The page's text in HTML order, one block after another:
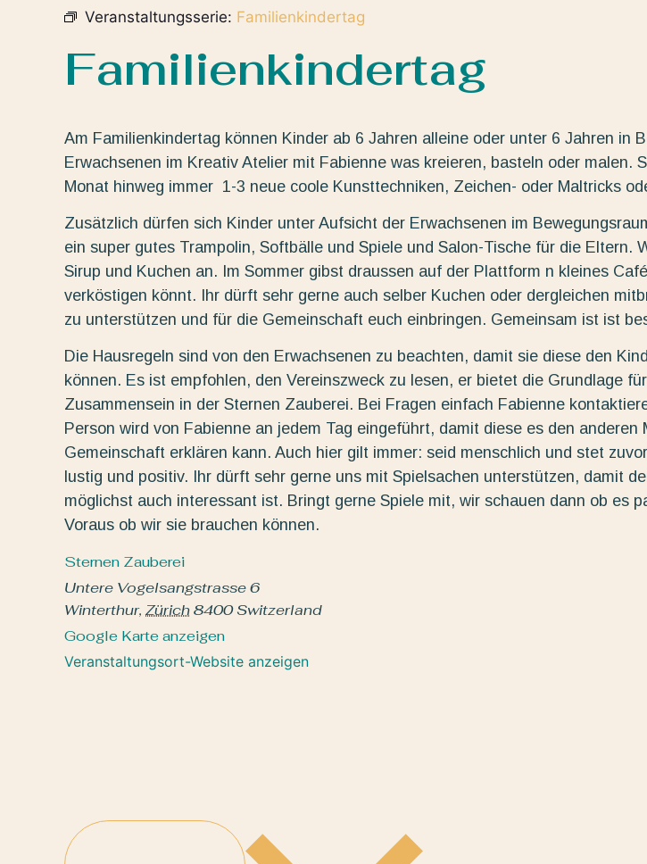
Veranstaltungsserie: Familienkindertag
Familienkindertag
Am Familienkindertag können Kinder ab 6 Jahren alleine oder unter 6 Jahren in
Erwachsenen im Kreativ Atelier mit Fabienne was kreieren, basteln oder malen.
Monat hinweg immer 1-3 neue coole Kunsttechniken, Zeichen- oder Maltricks
Zusätzlich dürfen sich Kinder unter Aufsicht der Erwachsenen im
ein super gutes Trampolin, Softbälle und Spiele und Salon-Tische für die Eltern.
Sirup und Kuchen an. Im Sommer gibst draussen auf der Plattform n kleines
verköstigen könnt. Ihr dürft sehr gerne auch selber Kuchen oder dergleichen
zu unterstützen und für die Gemeinschaft euch einbringen. Gemeinsam ist ist
Die Hausregeln sind von den Erwachsenen zu beachten, damit sie diese den
können. Es ist empfohlen, den Vereinszweck zu lesen, er bietet die Grundlage
Zusammensein in der Sternen Zauberei. Bei Fragen einfach Fabienne
Person wird von Fabienne an jedem Tag eingeführt, damit diese es den anderen
Gemeinschaft erklären kann. Auch hier gilt immer: seid menschlich und stet
lustig und positiv. Ihr dürft sehr gerne uns mit Spielsachen unterstützen, damit
möglichst auch interessant ist. Bringt gerne Spiele mit, wir schauen dann ob es
Voraus ob wir sie brauchen können.
Sternen Zauberei
Untere Vogelsangstrasse 6
Winterthur, Zürich8400 Switzerland
Google Karte anzeigen
Veranstaltungsort-Website anzeigen